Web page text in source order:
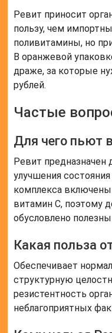
Ревит приносит
пользу, чем
поливитамины, но
В оранжевой
драже, за которые
рублей.
Частые
Для чего пьют
Ревит предназначен
улучшения
комплекса
витамин С, поэтому
обусловлено
Какая польза
Обеспечивает
структурную
резистентность
неблагоприятных